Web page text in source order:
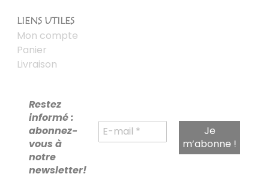
LIENS UTILES
Mon compte
Panier
Livraison
Restez
informé :
abonnez-
vous à
notre
newsletter!